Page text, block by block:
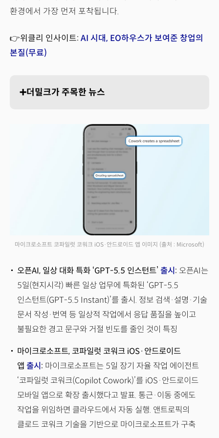
환경에서 가장 먼저 포착됩니다.
👉위클리 인사이트: AI 시대, EO하우스가 보여준 창업의
본질(무료)
➕더밀크가 주목한 뉴스
마이크로소프트 코파일럿 코워크 iOS·안드로이드 앱 이미지 (출처 : Microsoft)
오픈AI, 일상 대화 특화 ‘GPT-5.5 인스턴트’ 출시 : 오픈AI는
5일(현지시각) 빠른 일상 업무에 특화된 ‘GPT-5.5
인스턴트(GPT-5.5 Instant)’를 출시. 정보 검색·설명·기술
문서 작성·번역 등 일상적 작업에서 응답 품질을 높이고
불필요한 경고 문구와 거절 빈도를 줄인 것이 특징
마이크로소프트, 코파일럿 코워크 iOS·안드로이드
앱 출시 : 마이크로소프트는 5일 장기 자율 작업 에이전트
‘코파일럿 코워크(Copilot Cowork)’를 iOS·안드로이드
모바일 앱으로 확장 출시했다고 발표. 통근·이동 중에도
작업을 위임하면 클라우드에서 자동 실행. 앤트로픽의
클로드 코워크 기술을 기반으로 마이크로소프트가 구축